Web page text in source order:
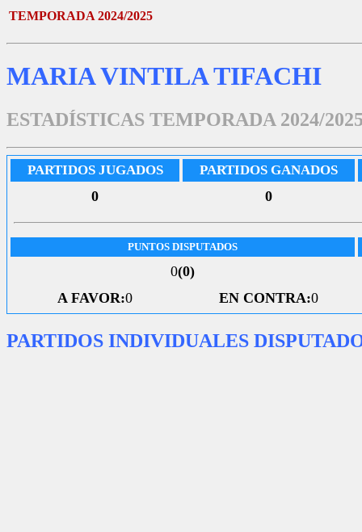
TEMPORADA 2024/2025
MARIA VINTILA TIFACHI
ESTADÍSTICAS TEMPORADA 2024/
PARTIDOS JUGADOS PARTIDOS GANADOS
0 0
PUNTOS DISPUTADOS
0(0)
A FAVOR:0 EN CONTRA:0
PARTIDOS INDIVIDUALES